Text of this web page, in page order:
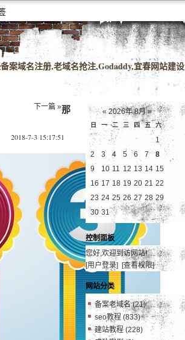
名,百度搜狗收录域名,外链反链域名
案域名注册,老域名抢注,Godaddy,宜春网站建设
下一篇 »那
2018-7-3 15:17:51
« 2026年 8月 »
日 一 二 三 四 五 六
1
2
3 4 5 6 7
8
9
10 11 12 13 14 15
16 17 18 19 20 21 22
23 24 25 26 27 28 29
30 31
控制面板
您好,欢迎到访网站!
[用户登录]
[查看权限]
网站分类
备案老域名(21)
seo教程 (833)
建站教程 (228)